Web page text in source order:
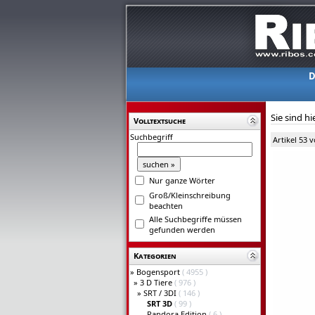
Volltextsuche
Suchbegriff
Nur ganze Wörter
Groß/Kleinschreibung
beachten
Alle Suchbegriffe müssen
gefunden werden
Kategorien
» Bogensport ( 4955 )
» 3 D Tiere ( 976 )
» SRT / 3DI ( 146 )
SRT 3D ( 99 )
Sie sind
Artikel 53